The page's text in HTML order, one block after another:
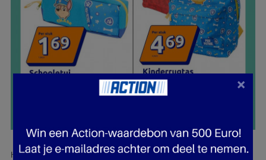
Hier is pagina 17 van 38 pagina's van de Action folder, geldig van
×